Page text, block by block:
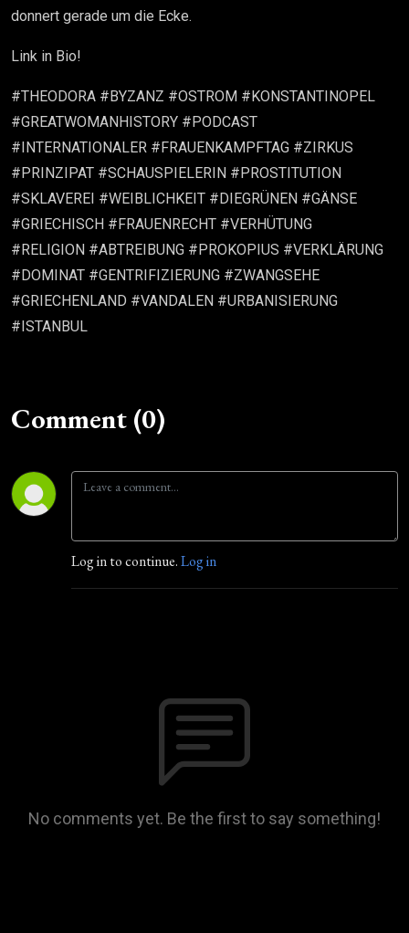
donnert gerade um die Ecke.
Link in Bio!
#THEODORA #BYZANZ #OSTROM #KONSTANTINOPEL
#GREATWOMANHISTORY #PODCAST
#INTERNATIONALER #FRAUENKAMPFTAG #ZIRKUS
#PRINZIPAT #SCHAUSPIELERIN #PROSTITUTION
#SKLAVEREI #WEIBLICHKEIT #DIEGRÜNEN #GÄNSE
#GRIECHISCH #FRAUENRECHT #VERHÜTUNG
#RELIGION #ABTREIBUNG #PROKOPIUS #VERKLÄRUNG
#DOMINAT #GENTRIFIZIERUNG #ZWANGSEHE
#GRIECHENLAND #VANDALEN #URBANISIERUNG
#ISTANBUL
Comment (0)
Log in to continue.Log in
No comments yet. Be the first to say something!